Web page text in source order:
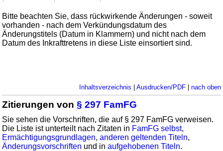
Bitte beachten Sie, dass rückwirkende Änderungen - soweit
vorhanden - nach dem Verkündungsdatum des
Änderungstitels (Datum in Klammern) und nicht nach dem
Datum des Inkrafttretens in diese Liste einsortiert sind.
Inhaltsverzeichnis | Ausdrucken/PDF| nach oben
Zitierungen von§ 297 FamFG
Sie sehen die Vorschriften, die auf § 297 FamFG verweisen.
Die Liste ist unterteilt nach Zitaten in FamFG selbst,
Ermächtigungsgrundlagen,anderen geltenden Titeln,
Änderungsvorschriften und inaufgehobenen Titeln.